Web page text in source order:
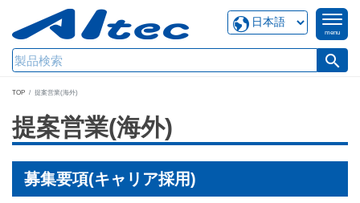
menu
search
TOP 提案営業(海外)
提案営業(海外)
募集要項(キャリア採用)